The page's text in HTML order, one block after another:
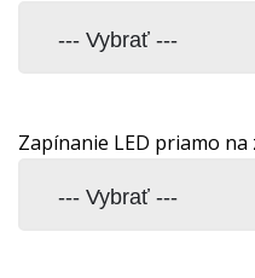
Zapínanie LED priamo na